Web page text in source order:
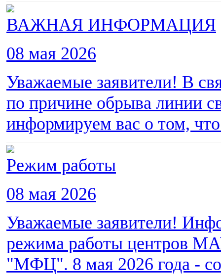
ВАЖНАЯ ИНФОРМАЦИЯ
08 мая 2026
Уважаемые заявители! В
по причине обрыва линии
информируем вас о том,
Режим работы
08 мая 2026
Уважаемые заявители!
режима работы центров
"МФЦ". 8 мая 2026 года -